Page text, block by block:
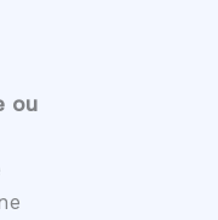
ou